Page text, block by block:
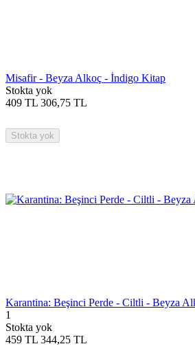
Misafir - Beyza Alkoç - İndigo Kitap
Stokta yok
409 TL 306,75 TL
Stokta yok
Karantina: Beşinci Perde - Ciltli - Beyza
1
Stokta yok
459 TL 344,25 TL